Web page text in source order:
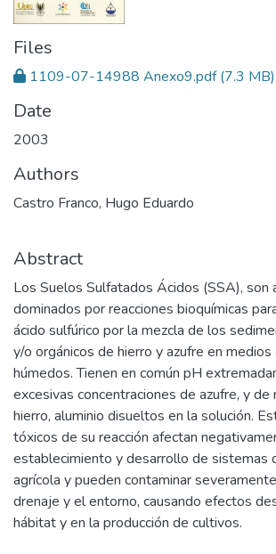
Files
1109-07-14988 Anexo9.pdf(7.3 MB)
Date
2003
Authors
Castro Franco, Hugo Eduardo
Abstract
Los Suelos Sulfatados Ácidos (SSA), son
dominados por reacciones bioquímicas
ácido sulfúrico por la mezcla de los
y/o orgánicos de hierro y azufre en
húmedos. Tienen en común pH
excesivas concentraciones de azufre, y
hierro, aluminio disueltos en la solución.
tóxicos de su reacción afectan
establecimiento y desarrollo de sistemas
agrícola y pueden contaminar
drenaje y el entorno, causando efectos
hábitat y en la producción de cultivos.